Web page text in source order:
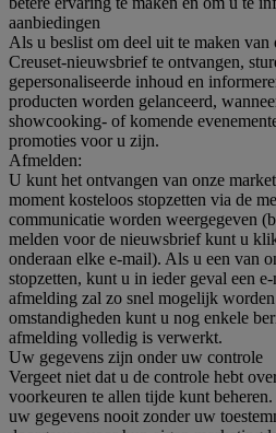
aanbiedingen
Als u beslist om deel uit te maken van
Creuset-nieuwsbrief te ontvangen,
gepersonaliseerde inhoud en
producten worden gelanceerd,
showcooking- of komende
promoties voor u zijn.
Afmelden:
U kunt het ontvangen van onze
moment kosteloos stopzetten via de
communicatie worden weergegeven
melden voor de nieuwsbrief kunt u
onderaan elke e-mail). Als u een van
stopzetten, kunt u in ieder geval een
afmelding zal zo snel mogelijk
omstandigheden kunt u nog enkele
afmelding volledig is verwerkt.
Uw gegevens zijn onder uw controle
Vergeet niet dat u de controle hebt
voorkeuren te allen tijde kunt
uw gegevens nooit zonder uw